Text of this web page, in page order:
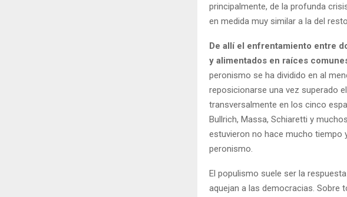
principalmente, de la profunda
en medida muy similar a la del
De allí el enfrentamiento entre
y alimentados en raíces
peronismo se ha dividido en al
reposicionarse una vez superado
transversalmente en los cinco
Bullrich, Massa, Schiaretti y
estuvieron no hace mucho
peronismo.
El populismo suele ser la
aquejan a las democracias. Sobre